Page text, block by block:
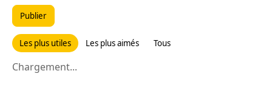
Publier
Les plus utiles Les plus aimés Tous
Chargement...